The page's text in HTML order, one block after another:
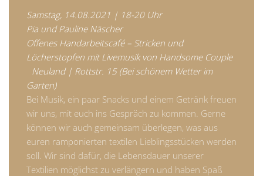
Samstag, 14.08.2021 | 18-20 Uhr
Pia und Pauline Näscher
Offenes Handarbeitscafé – Stricken und
Löcherstopfen mit Livemusik von Handsome Couple
Neuland | Rottstr. 15 (Bei schönem Wetter im
Garten)
Bei Musik, ein paar Snacks und einem Getränk freuen
wir uns, mit euch ins Gespräch zu kommen. Gerne
können wir auch gemeinsam überlegen, was aus
euren ramponierten textilen Lieblingsstücken werden
soll. Wir sind dafür, die Lebensdauer unserer
Textilien möglichst zu verlängern und haben Spaß